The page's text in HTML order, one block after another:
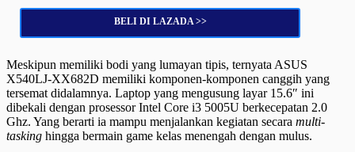
BELI DI LAZADA >>
Meskipun memiliki bodi yang lumayan tipis, ternyata ASUS
X540LJ-XX682D memiliki komponen-komponen canggih yang
tersemat didalamnya. Laptop yang mengusung layar 15.6″ ini
dibekali dengan prosessor Intel Core i3 5005U berkecepatan 2.0
Ghz. Yang berarti ia mampu menjalankan kegiatan secara multi-
tasking hingga bermain game kelas menengah dengan mulus.